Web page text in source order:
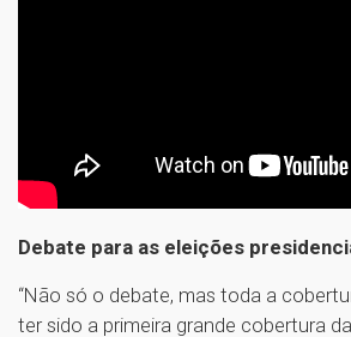
Debate para as eleições
“Não só o debate, mas toda a
ter sido a primeira grande cobertura